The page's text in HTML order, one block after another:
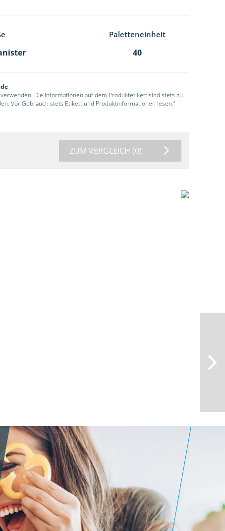
Paletteneinheit
40
Die Informationen auf dem Produktetikett sind stets zu
Vor Gebrauch stets Etikett und Produktinformationen lesen.“
ZUM VERGLEICH (0)